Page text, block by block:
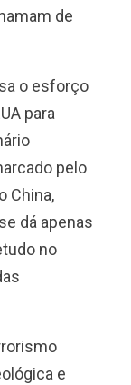
de
o esforço
para
pelo
China,
dá apenas
no
e